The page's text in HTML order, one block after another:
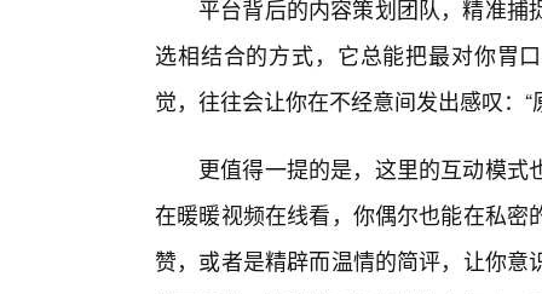
平台背后的内容策划团队，精准
选相结合的方式，它总能把最对你胃
觉，往往会让你在不经意间发出感叹：“
更值得一提的是，这里的互动模
在暖暖视频在线看，你偶尔也能在私
赞，或者是精辟而温情的简评，让你